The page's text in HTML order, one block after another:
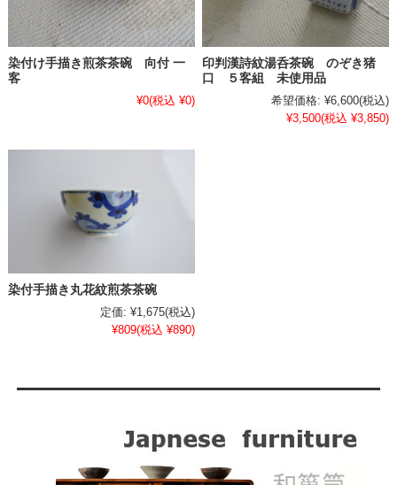
染付け手描き煎茶茶碗 向付 一
客
¥0(税込 ¥0)
印判漢詩紋湯呑茶碗 のぞき猪
口 ５客組 未使用品
希望価格: ¥6,600(税込)
¥3,500(税込 ¥3,850)
染付手描き丸花紋煎茶茶碗
定価: ¥1,675(税込)
¥809(税込 ¥890)